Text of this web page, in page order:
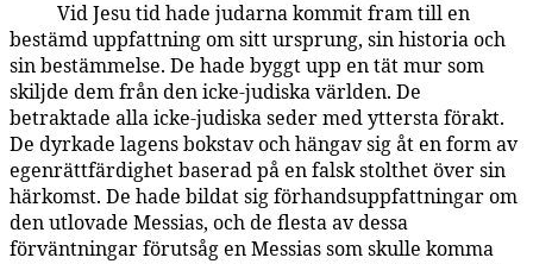
Vid Jesu tid hade judarna kommit fram till en
bestämd uppfattning om sitt ursprung, sin historia och
sin bestämmelse. De hade byggt upp en tät mur som
skiljde dem från den icke-judiska världen. De
betraktade alla icke-judiska seder med yttersta förakt.
De dyrkade lagens bokstav och hängav sig åt en form av
egenrättfärdighet baserad på en falsk stolthet över sin
härkomst. De hade bildat sig förhandsuppfattningar om
den utlovade Messias, och de flesta av dessa
förväntningar förutsåg en Messias som skulle komma